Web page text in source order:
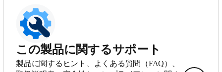
この製品に関するサポート
製品に関するヒント、よくある質問（FAQ）、